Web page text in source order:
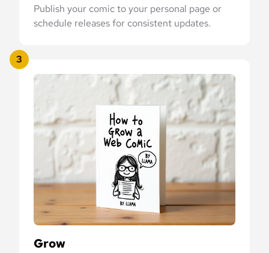
Publish your comic to your personal page or
schedule releases for consistent updates.
3
Grow